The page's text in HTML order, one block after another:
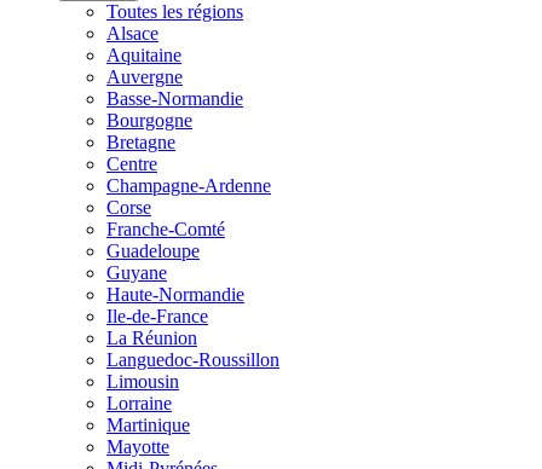
Toutes les régions
Alsace
Aquitaine
Auvergne
Basse-Normandie
Bourgogne
Bretagne
Centre
Champagne-Ardenne
Corse
Franche-Comté
Guadeloupe
Guyane
Haute-Normandie
Ile-de-France
La Réunion
Languedoc-Roussillon
Limousin
Lorraine
Martinique
Mayotte